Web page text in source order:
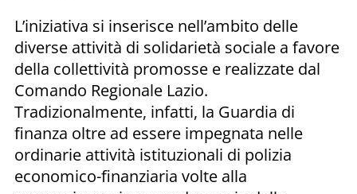
L’iniziativa si inserisce nell’ambito delle
diverse attività di solidarietà sociale a favore
della collettività promosse e realizzate dal
Comando Regionale Lazio.
Tradizionalmente, infatti, la Guardia di
finanza oltre ad essere impegnata nelle
ordinarie attività istituzionali di polizia
economico-finanziaria volte alla